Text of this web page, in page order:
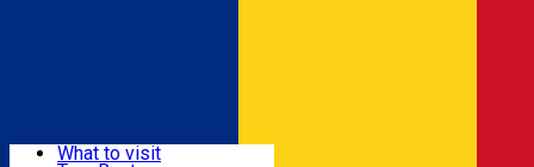
What to visit